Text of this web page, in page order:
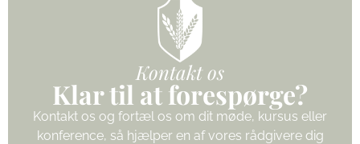
Kontakt os
Klar til at forespørge?
Kontakt os og fortæl os om dit møde, kursus eller
konference, så hjælper en af vores rådgivere dig